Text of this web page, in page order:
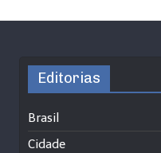
Editorias
Brasil
Cidade